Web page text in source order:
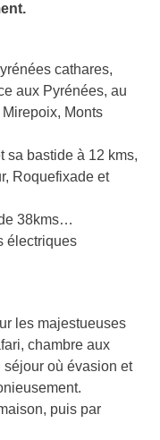
cathares,
aux Pyrénées, au
Monts
sa bastide à 12 kms,
Roquefixade et
38kms…
électriques
les majestueuses
chambre aux
séjour où évasion et
puis par